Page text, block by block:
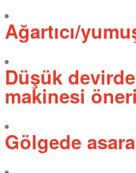
Ağartıcı/
Düşük
makinesi
Gölgede